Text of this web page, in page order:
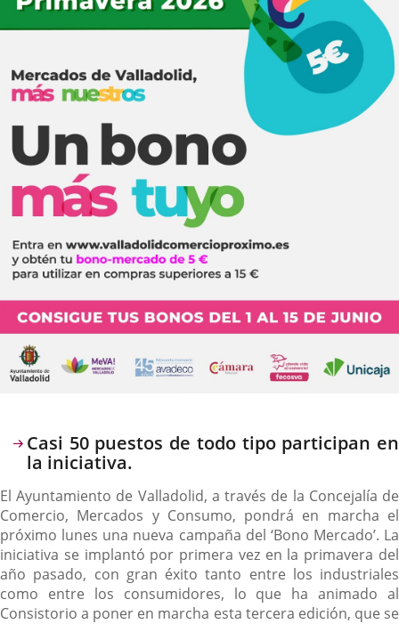
Descripción
Casi 50 puestos de todo tipo participan en
la iniciativa.
El Ayuntamiento de Valladolid, a través de la Concejalía de
Comercio, Mercados y Consumo, pondrá en marcha el
próximo lunes una nueva campaña del ‘Bono Mercado’. La
iniciativa se implantó por primera vez en la primavera del
año pasado, con gran éxito tanto entre los industriales
como entre los consumidores, lo que ha animado al
Consistorio a poner en marcha esta tercera edición, que se